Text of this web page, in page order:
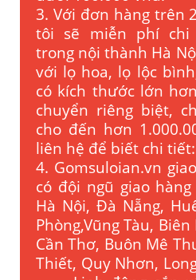
3. Với đơn hàng trên
tôi sẽ miễn phí chi
trong nội thành Hà
với lọ hoa, lọ lộc
có kích thước lớn
chuyển riêng biệt,
cho đến hơn
liên hệ để biết chi
4. Gomsuloian.vn
có đội ngũ giao hàng
Hà Nội, Đà Nẵng,
Phòng,Vũng Tàu,
Cần Thơ, Buôn Mê
Thiết, Quy Nhơn,